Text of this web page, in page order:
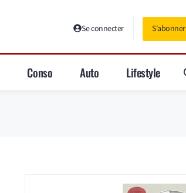
Se connecter S'abonner
Conso Auto Lifestyle